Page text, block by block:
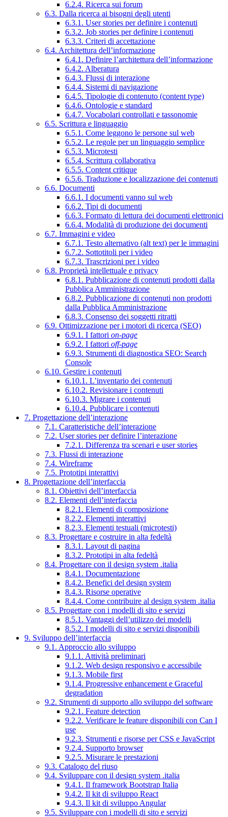
6.2.4. Ricerca sui forum
6.3. Dalla ricerca ai bisogni degli utenti
6.3.1. User stories per definire i contenuti
6.3.2. Job stories per definire i contenuti
6.3.3. Criteri di accettazione
6.4. Architettura dell’informazione
6.4.1. Definire l’architettura dell’informazione
6.4.2. Alberatura
6.4.3. Flussi di interazione
6.4.4. Sistemi di navigazione
6.4.5. Tipologie di contenuto (content type)
6.4.6. Ontologie e standard
6.4.7. Vocabolari controllati e tassonomie
6.5. Scrittura e linguaggio
6.5.1. Come leggono le persone sul web
6.5.2. Le regole per un linguaggio semplice
6.5.3. Microtesti
6.5.4. Scrittura collaborativa
6.5.5. Content critique
6.5.6. Traduzione e localizzazione dei contenuti
6.6. Documenti
6.6.1. I documenti vanno sul web
6.6.2. Tipi di documenti
6.6.3. Formato di lettura dei documenti elettronici
6.6.4. Modalità di produzione dei documenti
6.7. Immagini e video
6.7.1. Testo alternativo (alt text) per le immagini
6.7.2. Sottotitoli per i video
6.7.3. Trascrizioni per i video
6.8. Proprietà intellettuale e privacy
6.8.1. Pubblicazione di contenuti prodotti dalla
Pubblica Amministrazione
6.8.2. Pubblicazione di contenuti non prodotti
dalla Pubblica Amministrazione
6.8.3. Consenso dei soggetti ritratti
6.9. Ottimizzazione per i motori di ricerca (SEO)
6.9.1. I fattori on-page
6.9.2. I fattori off-page
6.9.3. Strumenti di diagnostica SEO: Search
Console
6.10. Gestire i contenuti
6.10.1. L’inventario dei contenuti
6.10.2. Revisionare i contenuti
6.10.3. Migrare i contenuti
6.10.4. Pubblicare i contenuti
7. Progettazione dell’interazione
7.1. Caratteristiche dell’interazione
7.2. User stories per definire l’interazione
7.2.1. Differenza tra scenari e user stories
7.3. Flussi di interazione
7.4. Wireframe
7.5. Prototipi interattivi
8. Progettazione dell’interfaccia
8.1. Obiettivi dell’interfaccia
8.2. Elementi dell’interfaccia
8.2.1. Elementi di composizione
8.2.2. Elementi interattivi
8.2.3. Elementi testuali (microtesti)
8.3. Progettare e costruire in alta fedeltà
8.3.1. Layout di pagina
8.3.2. Prototipi in alta fedeltà
8.4. Progettare con il design system .italia
8.4.1. Documentazione
8.4.2. Benefici del design system
8.4.3. Risorse operative
8.4.4. Come contribuire al design system .italia
8.5. Progettare con i modelli di sito e servizi
8.5.1. Vantaggi dell’utilizzo dei modelli
8.5.2. I modelli di sito e servizi disponibili
9. Sviluppo dell’interfaccia
9.1. Approccio allo sviluppo
9.1.1. Attività preliminari
9.1.2. Web design responsivo e accessibile
9.1.3. Mobile first
9.1.4. Progressive enhancement e Graceful
degradation
9.2. Strumenti di supporto allo sviluppo del software
9.2.1. Feature detection
9.2.2. Verificare le feature disponibili con Can I
use
9.2.3. Strumenti e risorse per CSS e JavaScript
9.2.4. Supporto browser
9.2.5. Misurare le prestazioni
9.3. Catalogo del riuso
9.4. Sviluppare con il design system .italia
9.4.1. Il framework Bootstrap Italia
9.4.2. Il kit di sviluppo React
9.4.3. Il kit di sviluppo Angular
9.5. Sviluppare con i modelli di sito e servizi